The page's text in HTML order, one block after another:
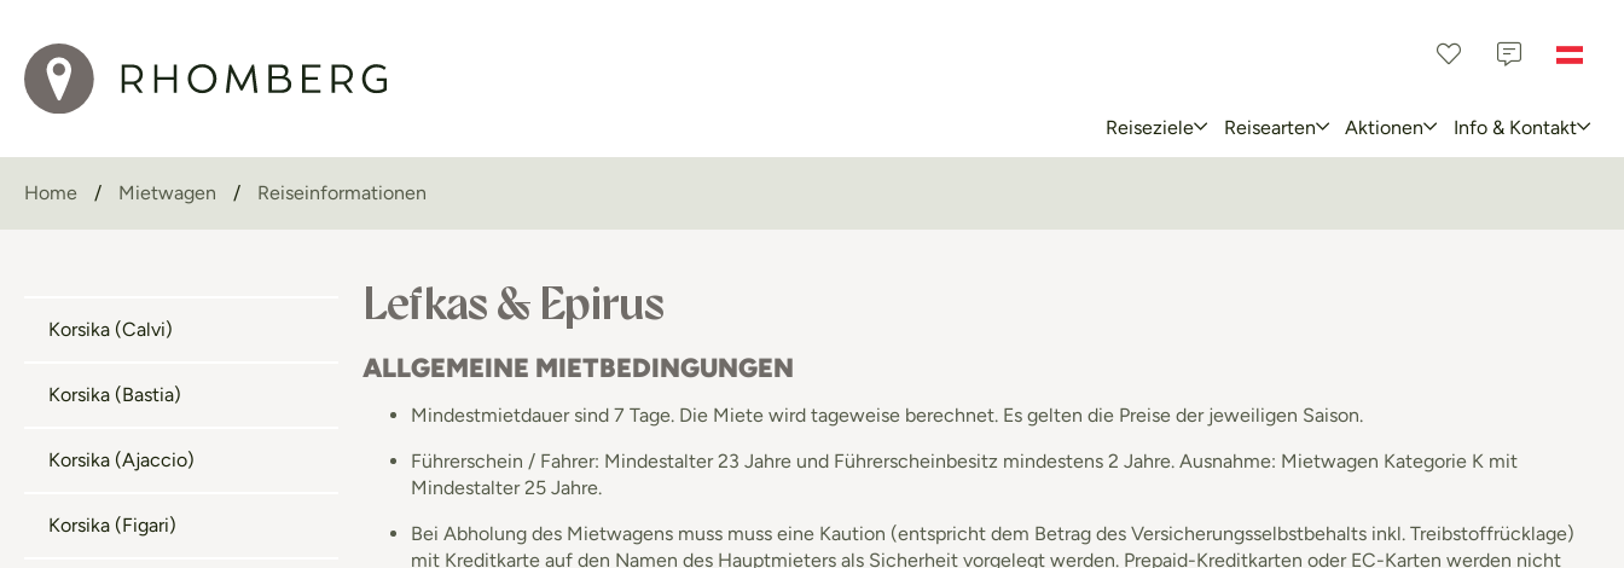
Reiseziele Reisearten Aktionen Info & Kontakt
Home Mietwagen Reiseinformationen
Lefkas & Epirus
ALLGEMEINE MIETBEDINGUNGEN
Mindestmietdauer sind 7 Tage. Die Miete wird tageweise berechnet. Es gelten die Preise der jeweiligen Saison.
Führerschein / Fahrer: Mindestalter 23 Jahre und Führerscheinbesitz mindestens 2 Jahre. Ausnahme: Mietwagen Kategorie K mit
Mindestalter 25 Jahre.
Bei Abholung des Mietwagens muss muss eine Kaution (entspricht dem Betrag des Versicherungsselbstbehalts inkl. Treibstoffrücklage)
mit Kreditkarte auf den Namen des Hauptmieters als Sicherheit vorgelegt werden. Prepaid-Kreditkarten oder EC-Karten werden nicht
Korsika (Calvi)
Korsika (Bastia)
Korsika (Ajaccio)
Korsika (Figari)